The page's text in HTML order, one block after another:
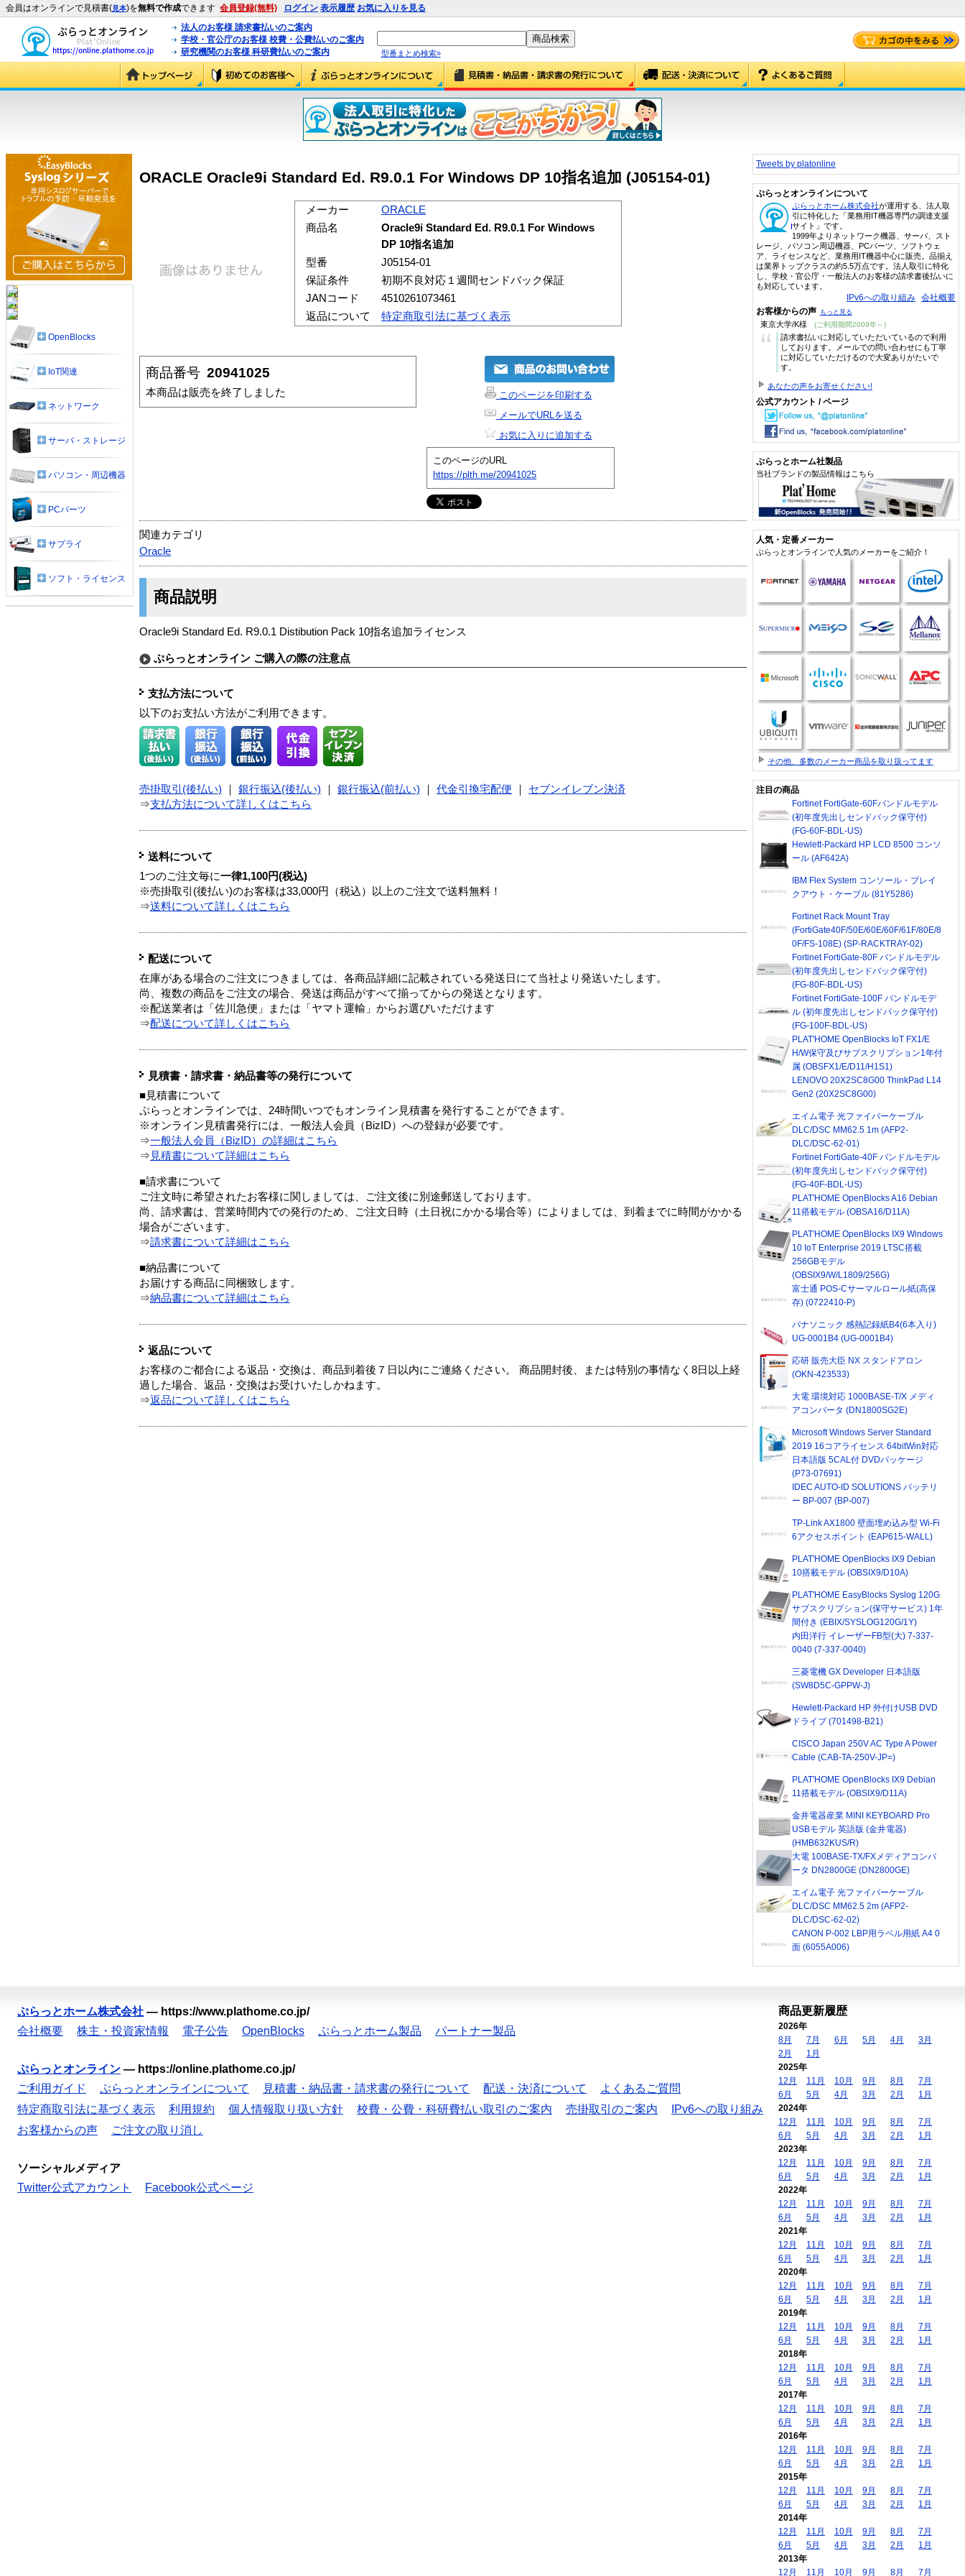
会員はオンラインで見積書(見本)を無料で作成できます 会員登録(無料) ログイン 表示履歴 お気に入りを見る
法人のお客様 請求書払いのご案内
学校・官公庁のお客様 校費・公費払いのご案内
研究機関のお客様 科研費払いのご案内
型番まとめ検索»
ORACLE Oracle9i Standard Ed. R9.0.1 For Windows DP 10指名追加 (J05154-01)
メーカー
ORACLE
商品名
Oracle9i Standard Ed. R9.0.1 For Windows
DP 10指名追加
型番
J05154-01
保証条件
初期不良対応１週間センドバック保証
JANコード
4510261073461
返品について
特定商取引法に基づく表示
商品番号 20941025
本商品は販売を終了しました
このページを印刷する
メールでURLを送る
お気に入りに追加する
このページのURL
https://plth.me/20941025
関連カテゴリ
Oracle
商品説明
Oracle9i Standard Ed. R9.0.1 Distibution Pack 10指名追加ライセンス
ぷらっとオンライン ご購入の際の注意点
支払方法について
以下のお支払い方法がご利用できます。
売掛取引(後払い) 銀行振込(後払い) 銀行振込(前払い) 代金引換宅配便
セブンイレブン決済
⇒支払方法について詳しくはこちら
送料について
1つのご注文毎に一律1,100円(税込)
※売掛取引(後払い)のお客様は33,000円（税込）以上のご注文で送料無料！
⇒送料について詳しくはこちら
配送について
在庫がある場合のご注文につきましては、各商品詳細に記載されている発送日にて当社より発送いたします。
尚、複数の商品をご注文の場合、発送は商品がすべて揃ってからの発送となります。
※配送業者は「佐川急便」または「ヤマト運輸」からお選びいただけます
⇒配送について詳しくはこちら
見積書・請求書・納品書等の発行について
■見積書について
ぷらっとオンラインでは、24時間いつでもオンライン見積書を発行することができます。
※オンライン見積書発行には、一般法人会員（BizID）への登録が必要です。
⇒一般法人会員（BizID）の詳細はこちら
⇒ 見積書について詳細はこちら
■請求書について
ご注文時に希望されたお客様に関しましては、ご注文後に別途郵送しております。
尚、請求書は、営業時間内での発行のため、ご注文日時（土日祝にかかる場合等）によりましては、到着までに時間がかかる
場合がございます。
⇒請求書について詳細はこちら
■納品書について
お届けする商品に同梱致します。
⇒納品書について詳細はこちら
返品について
お客様のご都合による返品・交換は、商品到着後７日以内にご連絡ください。 商品開封後、または特別の事情なく8日以上経
過した場合、返品・交換はお受けいたしかねます。
⇒返品について詳しくはこちら
OpenBlocks
IoT関連
ネットワーク
サーバ・ストレージ
パソコン・周辺機器
PCパーツ
サプライ
ソフト・ライセンス
Tweets by platonline
ぷらっとオンラインについて
ぷらっとホーム株式会社が運用する、法人取
引に特化した「業務用IT機器専門の調達支援
サイト」です。
1999年よりネットワーク機器、サーバ、スト
レージ、パソコン周辺機器、PCパーツ、ソフトウェ
ア、ライセンスなど、業務用IT機器中心に販売。品揃え
は業界トップクラスの約5.5万点です。法人取引に特化
し、学校・官公庁・一般法人のお客様の請求書後払いに
も対応しています。
IPv6への取り組み 会社概要
お客様からの声 もっと見る
東京大学/K様 (ご利用期間2009年～)
“
請求書払いに対応していただいているので利用
しております。メールでの問い合わせにも丁寧
に対応していただけるので大変ありがたいで
す。
あなたの声をお寄せください!
公式アカウント / ページ
ぷらっとホーム社製品
当社ブランドの製品情報はこちら
人気・定番メーカー
ぷらっとオンラインで人気のメーカーをご紹介！
その他、多数のメーカー商品を取り扱ってます
注目の商品
Fortinet FortiGate-60Fバンドルモデル
(初年度先出しセンドバック保守付)
(FG-60F-BDL-US)
Hewlett-Packard HP LCD 8500 コンソ
ール (AF642A)
IBM Flex System コンソール・ブレイ
クアウト・ケーブル (81Y5286)
Fortinet Rack Mount Tray
(FortiGate40F/50E/60E/60F/61F/80E/8
0F/FS-108E) (SP-RACKTRAY-02)
Fortinet FortiGate-80F バンドルモデル
(初年度先出しセンドバック保守付)
(FG-80F-BDL-US)
Fortinet FortiGate-100F バンドルモデ
ル (初年度先出しセンドバック保守付)
(FG-100F-BDL-US)
PLAT'HOME OpenBlocks IoT FX1/E
H/W保守及びサブスクリプション1年付
属 (OBSFX1/E/D11/H1S1)
LENOVO 20X2SC8G00 ThinkPad L14
Gen2 (20X2SC8G00)
エイム電子 光ファイバーケーブル
DLC/DSC MM62.5 1m (AFP2-
DLC/DSC-62-01)
Fortinet FortiGate-40F バンドルモデル
(初年度先出しセンドバック保守付)
(FG-40F-BDL-US)
PLAT'HOME OpenBlocks A16 Debian
11搭載モデル (OBSA16/D11A)
PLAT'HOME OpenBlocks IX9 Windows
10 IoT Enterprise 2019 LTSC搭載
256GBモデル
(OBSIX9/W/L1809/256G)
富士通 POS-Cサーマルロール紙(高保
存) (0722410-P)
パナソニック 感熱記録紙B4(6本入り)
UG-0001B4 (UG-0001B4)
応研 販売大臣 NX スタンドアロン
(OKN-423533)
大電 環境対応 1000BASE-T/X メディ
アコンバータ (DN1800SG2E)
Microsoft Windows Server Standard
2019 16コアライセンス 64bitWin対応
日本語版 5CAL付 DVDパッケージ
(P73-07691)
IDEC AUTO-ID SOLUTIONS バッテリ
ー BP-007 (BP-007)
TP-Link AX1800 壁面埋め込み型 Wi-Fi
6アクセスポイント (EAP615-WALL)
PLAT'HOME OpenBlocks IX9 Debian
10搭載モデル (OBSIX9/D10A)
PLAT'HOME EasyBlocks Syslog 120G
サブスクリプション(保守サービス) 1年
間付き (EBIX/SYSLOG120G/1Y)
内田洋行 イレーザーFB型(大) 7-337-
0040 (7-337-0040)
三菱電機 GX Developer 日本語版
(SW8D5C-GPPW-J)
Hewlett-Packard HP 外付けUSB DVD
ドライブ (701498-B21)
CISCO Japan 250V AC Type A Power
Cable (CAB-TA-250V-JP=)
PLAT'HOME OpenBlocks IX9 Debian
11搭載モデル (OBSIX9/D11A)
金井電器産業 MINI KEYBOARD Pro
USBモデル 英語版 (金井電器)
(HMB632KUS/R)
大電 100BASE-TX/FXメディアコンバ
ータ DN2800GE (DN2800GE)
エイム電子 光ファイバーケーブル
DLC/DSC MM62.5 2m (AFP2-
DLC/DSC-62-02)
CANON P-002 LBP用ラベル用紙 A4 0
面 (6055A006)
ぷらっとホーム株式会社 — https://www.plathome.co.jp/
会社概要
株主・投資家情報 電子公告 OpenBlocks ぷらっとホーム製品 パートナー製品
ぷらっとオンライン — https://online.plathome.co.jp/
ご利用ガイド
ぷらっとオンラインについて 見積書・納品書・請求書の発行について 配送・決済について
よくあるご質問
特定商取引法に基づく表示
利用規約 個人情報取り扱い方針 校費・公費・科研費払い取引のご案内 売掛取引のご案内
IPv6への取り組み
お客様からの声
ご注文の取り消し
ソーシャルメディア
Twitter公式アカウント
Facebook公式ページ
商品更新履歴
2026年
8月
7月 6月 5月 4月
3月
2月
1月
2025年
12月
11月 10月 9月 8月
7月
6月
5月 4月 3月 2月
1月
2024年
12月
11月 10月 9月 8月
7月
6月
5月 4月 3月 2月
1月
2023年
12月
11月 10月 9月 8月
7月
6月
5月 4月 3月 2月
1月
2022年
12月
11月 10月 9月 8月
7月
6月
5月 4月 3月 2月
1月
2021年
12月
11月 10月 9月 8月
7月
6月
5月 4月 3月 2月
1月
2020年
12月
11月 10月 9月 8月
7月
6月
5月 4月 3月 2月
1月
2019年
12月
11月 10月 9月 8月
7月
6月
5月 4月 3月 2月
1月
2018年
12月
11月 10月 9月 8月
7月
6月
5月 4月 3月 2月
1月
2017年
12月
11月 10月 9月 8月
7月
6月
5月 4月 3月 2月
1月
2016年
12月
11月 10月 9月 8月
7月
6月
5月 4月 3月 2月
1月
2015年
12月
11月 10月 9月 8月
7月
6月
5月 4月 3月 2月
1月
2014年
12月
11月 10月 9月 8月
7月
6月
5月 4月 3月 2月
1月
2013年
12月
11月 10月 9月 8月 7月